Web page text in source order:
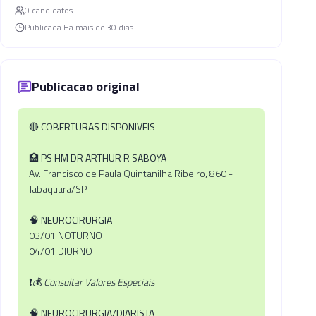
0 candidatos
Publicada Ha mais de 30 dias
Publicacao original
🔴COBERTURAS DISPONIVEIS
🏥PS HM DR ARTHUR R SABOYA
Av. Francisco de Paula Quintanilha Ribeiro, 860 -
Jabaquara/SP
🧠NEUROCIRURGIA
03/01 NOTURNO
04/01 DIURNO
❗💰Consultar Valores Especiais
🧠NEUROCIRURGIA/DIARISTA